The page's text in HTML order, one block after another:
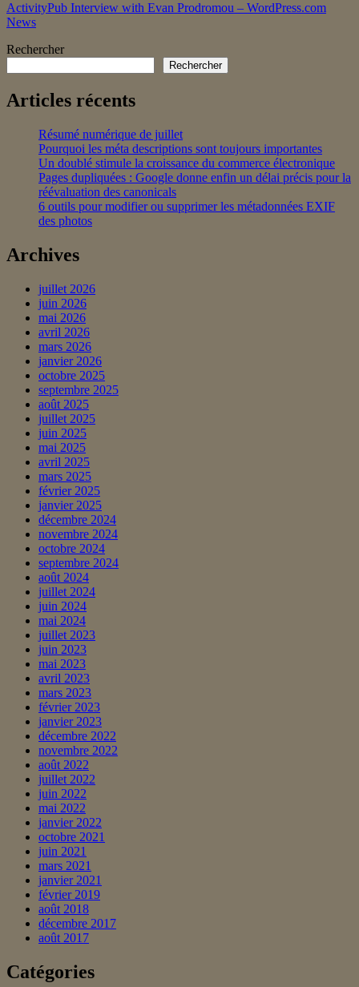
ActivityPub Interview with Evan Prodromou – WordPress.com
News
Rechercher
Rechercher
Articles récents
Résumé numérique de juillet
Pourquoi les méta descriptions sont toujours importantes
Un doublé stimule la croissance du commerce électronique
Pages dupliquées : Google donne enfin un délai précis pour la
réévaluation des canonicals
6 outils pour modifier ou supprimer les métadonnées EXIF
des photos
Archives
juillet 2026
juin 2026
mai 2026
avril 2026
mars 2026
janvier 2026
octobre 2025
septembre 2025
août 2025
juillet 2025
juin 2025
mai 2025
avril 2025
mars 2025
février 2025
janvier 2025
décembre 2024
novembre 2024
octobre 2024
septembre 2024
août 2024
juillet 2024
juin 2024
mai 2024
juillet 2023
juin 2023
mai 2023
avril 2023
mars 2023
février 2023
janvier 2023
décembre 2022
novembre 2022
août 2022
juillet 2022
juin 2022
mai 2022
janvier 2022
octobre 2021
juin 2021
mars 2021
janvier 2021
février 2019
août 2018
décembre 2017
août 2017
Catégories